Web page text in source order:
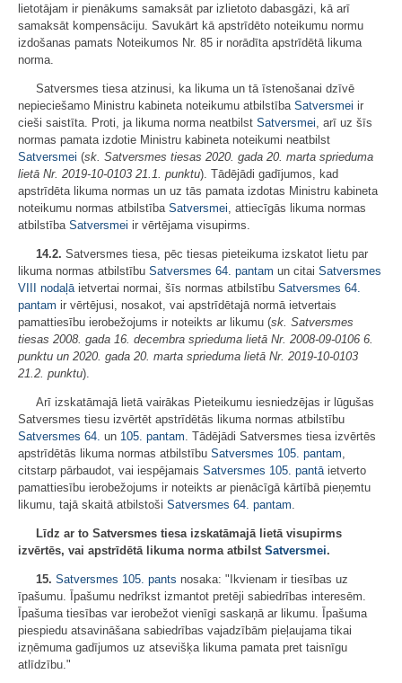
lietotājam ir pienākums samaksāt par izlietoto dabasgāzi, kā arī
samaksāt kompensāciju. Savukārt kā apstrīdēto noteikumu normu
izdošanas pamats Noteikumos Nr. 85 ir norādīta apstrīdētā likuma
norma.
Satversmes tiesa atzinusi, ka likuma un tā īstenošanai dzīvē
nepieciešamo Ministru kabineta noteikumu atbilstība Satversmei ir
cieši saistīta. Proti, ja likuma norma neatbilst Satversmei , arī uz šīs
normas pamata izdotie Ministru kabineta noteikumi neatbilst
Satversmei (sk. Satversmes tiesas 2020. gada 20. marta sprieduma
lietā Nr. 2019‑10‑0103 21.1. punktu). Tādējādi gadījumos, kad
apstrīdēta likuma normas un uz tās pamata izdotas Ministru kabineta
noteikumu normas atbilstība Satversmei , attiecīgās likuma normas
atbilstība Satversmei ir vērtējama visupirms.
14.2. Satversmes tiesa, pēc tiesas pieteikuma izskatot lietu par
likuma normas atbilstību Satversmes 64. pantam un citai Satversmes
VIII nodaļā ietvertai normai, šīs normas atbilstību Satversmes 64.
pantam ir vērtējusi, nosakot, vai apstrīdētajā normā ietvertais
pamattiesību ierobežojums ir noteikts ar likumu (sk. Satversmes
tiesas 2008. gada 16. decembra sprieduma lietā Nr. 2008-09-0106 6.
punktu un 2020. gada 20. marta sprieduma lietā Nr. 2019-10-0103
21.2. punktu).
Arī izskatāmajā lietā vairākas Pieteikumu iesniedzējas ir lūgušas
Satversmes tiesu izvērtēt apstrīdētās likuma normas atbilstību
Satversmes 64. un 105. pantam . Tādējādi Satversmes tiesa izvērtēs
apstrīdētās likuma normas atbilstību Satversmes 105. pantam
citstarp pārbaudot, vai iespējamais Satversmes 105. pantā ietverto
pamattiesību ierobežojums ir noteikts ar pienācīgā kārtībā pieņemtu
likumu, tajā skaitā atbilstoši Satversmes 64. pantam
Līdz ar to Satversmes tiesa izskatāmajā lietā visupirms
izvērtēs, vai apstrīdētā likuma norma atbilst Satversmei.
15. Satversmes 105. pants nosaka: "Ikvienam ir tiesības uz
īpašumu. Īpašumu nedrīkst izmantot pretēji sabiedrības interesēm.
Īpašuma tiesības var ierobežot vienīgi saskaņā ar likumu. Īpašuma
piespiedu atsavināšana sabiedrības vajadzībām pieļaujama tikai
izņēmuma gadījumos uz atsevišķa likuma pamata pret taisnīgu
atlīdzību."